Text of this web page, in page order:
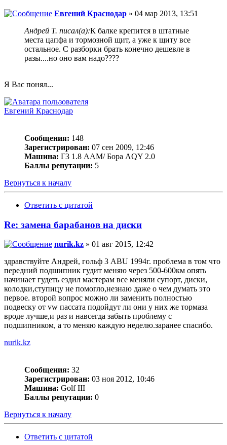
Евгений Краснодар » 04 мар 2013, 13:51
Андрей Т. писал(а):К балке крепится в штатные
места цапфа и тормозной щит, а уже к щиту все
остальное. С разборки брать конечно дешевле в
разы....но оно вам надо????
Я Вас понял...
Евгений Краснодар
Сообщения: 148
Зарегистрирован: 07 сен 2009, 12:46
Машина: Г3 1.8 ААМ/ Бора АQY 2.0
Баллы репутации: 5
Вернуться к началу
Ответить с цитатой
Re: замена барабанов на диски
nurik.kz » 01 авг 2015, 12:42
здравствуйте Андрей, гольф 3 ABU 1994г. проблема в том что
передний подшипник гудит меняю через 500-600км опять
начинает гудеть ездил мастерам все меняли супорт, диски,
колодки,ступицу не помогло,незнаю даже о чем думать это
первое. второй вопрос можно ли заменить полностью
подвеску от vw пассата подойдут ли они у них же тормаза
вроде лучше,и раз и навсегда забыть проблему с
подшипником, а то меняю каждую неделю.заранее спасибо.
nurik.kz
Сообщения: 32
Зарегистрирован: 03 ноя 2012, 10:46
Машина: Golf III
Баллы репутации: 0
Вернуться к началу
Ответить с цитатой